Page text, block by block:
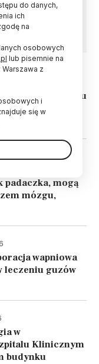
Polskiego
mln zł dla instytutu
nad nową
mogą
mózgu,
wapniowa
leczeniu guzów
w
Klinicznym
budynku
do danych,
ich
na
osobowych
lub pisemnie na
z
i
się w